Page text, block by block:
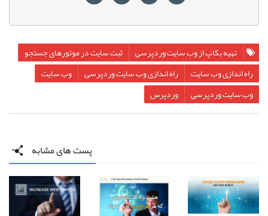
تهیه بکاپ از وب سایت وردپرسی
ثبت سایت در موتورهای جستجو
راه اندازی وب سایت
راه اندازی وب سایت وردپرسی
وب سایت
وب سایت وردپرسی
وردپرس
پست های مشابه